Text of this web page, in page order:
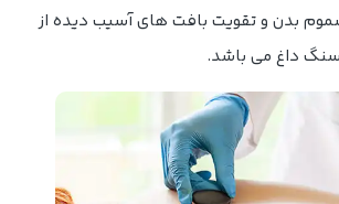
بدن و تقویت بافت های آسیب دیده از
سنگ داغ می باشد.